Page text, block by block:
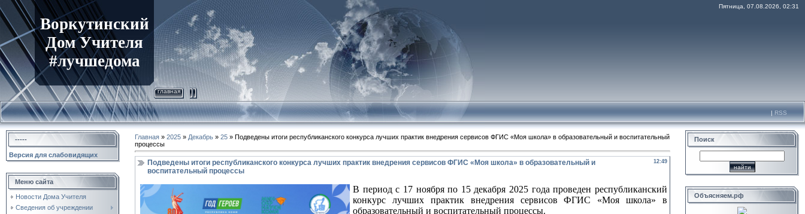
Воркутинский
Дом Учителя
#лучшедома
Пятница, 07.08.2026, 02:31
главная
| RSS
-----
Версия для слабовидящих
Меню сайта
Новости Дома Учителя
Сведения об учреждении
Главная » 2025 » Декабрь » 25 » Подведены итоги республиканского конкурса лучших практик внедрения сервисов ФГИС «Моя школа» в образовательный и воспитательный
процессы
12:49
Подведены итоги республиканского конкурса лучших практик внедрения сервисов ФГИС «Моя школа» в образовательный и
воспитательный процессы
В период с 17 ноября по 15 декабря 2025 года проведен республиканский
конкурс лучших практик внедрения сервисов ФГИС «Моя школа» в
образовательный и воспитательный процессы.
Поиск
Объясняем.рф